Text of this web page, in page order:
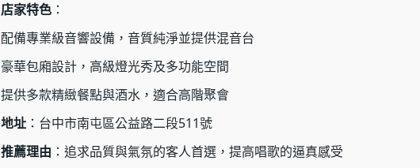
店家特色：
配備專業級音響設備，音質純淨並提供混音台
豪華包廂設計，高級燈光秀及多功能空間
提供多款精緻餐點與酒水，適合高階聚會
地址：台中市南屯區公益路二段511號
推薦理由 ：追求品質與氣氛的客人首選，提高唱歌的逼真感受